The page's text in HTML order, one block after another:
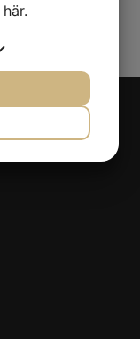
här.